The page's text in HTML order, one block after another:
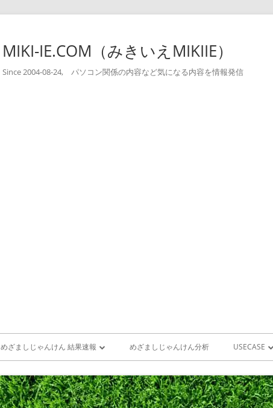
MIKI-IE.COM（みきいえMIKIIE）
Since 2004-08-24, パソコン関係の内容など気になる内容を情報発信
めざましじゃんけん 結果速報
じゃんけん ）
めざましじゃんけん分析 USECASE
ユースケ